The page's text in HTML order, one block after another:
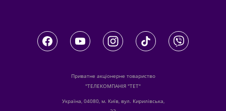
Приватне акціонерне товариство
"ТЕЛЕКОМПАНІЯ "ТЕТ"
Україна, 04080, м. Київ, вул. Кирилівська,